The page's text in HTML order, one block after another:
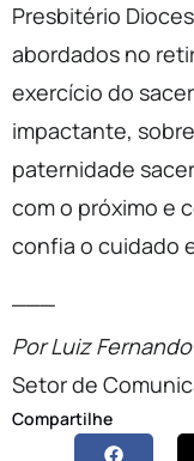
Presbitério
abordados no
exercício do
impactante,
paternidade
com o próximo e
confia o cuidado
Por Luiz
Setor de
Compartilhe